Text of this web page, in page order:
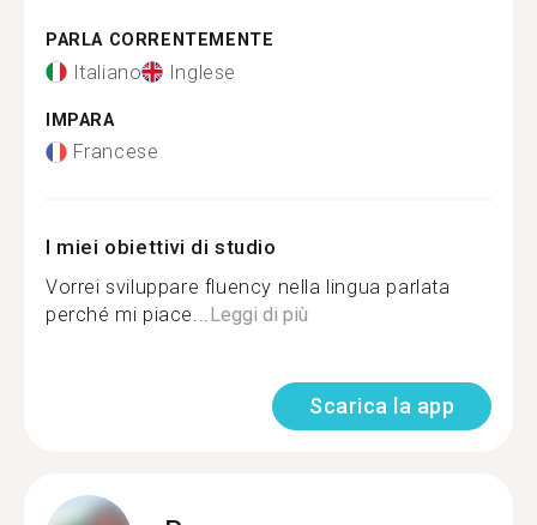
PARLA CORRENTEMENTE
Italiano Inglese
IMPARA
Francese
I miei obiettivi di studio
Vorrei sviluppare fluency nella lingua parlata
perché mi piace...Leggi di più
Scarica la app